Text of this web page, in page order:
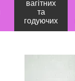
вагітних
та
годуючих